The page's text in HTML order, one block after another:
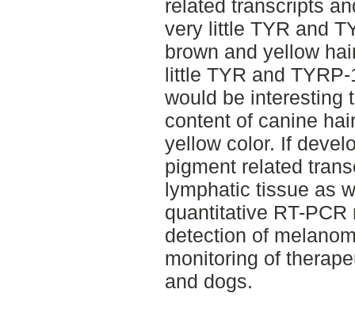
related transcripts
very little TYR and
brown and yellow
little TYR and
would be interesting
content of canine
yellow color. If
pigment related
lymphatic tissue as
quantitative RT-
detection of
monitoring of
and dogs.